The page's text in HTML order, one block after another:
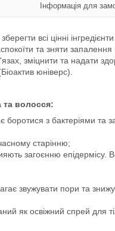
Інформація для
всі цінні
та зняти
зміцнити та надати
юніверс).
та волосся:
боротися з бактеріями та
старінню;
загоєнню епідермісу.
звужувати пори та
як освіжний спрей для